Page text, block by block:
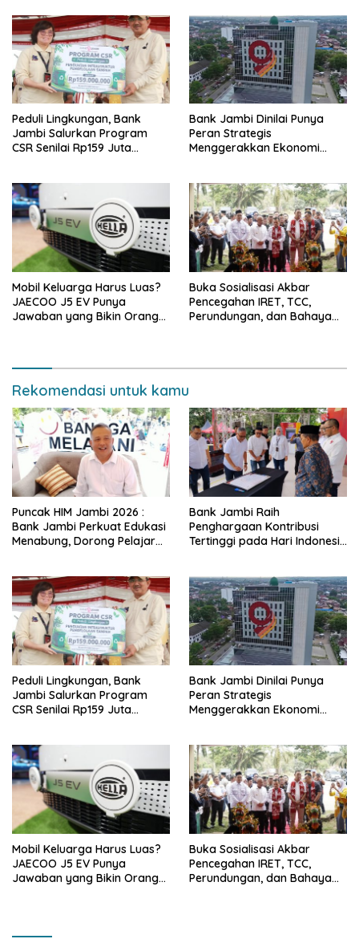
Peduli Lingkungan, Bank
Jambi Salurkan Program
CSR Senilai Rp159 Juta
Bank Jambi Dinilai Punya
Peran Strategis
Menggerakkan Ekonomi
Mobil Keluarga Harus Luas?
JAECOO J5 EV Punya
Jawaban yang Bikin Orang
Buka Sosialisasi Akbar
Pencegahan IRET, TCC,
Perundungan, dan Bahaya
depan sudah ada di tangan”
Rekomendasi untuk kamu
Puncak HIM Jambi 2026 :
Bank Jambi Perkuat Edukasi
Menabung, Dorong Pelajar
Bank Jambi Raih
Penghargaan Kontribusi
Tertinggi pada Hari Indonesia
Peduli Lingkungan, Bank
Jambi Salurkan Program
CSR Senilai Rp159 Juta
Bank Jambi Dinilai Punya
Peran Strategis
Menggerakkan Ekonomi
Mobil Keluarga Harus Luas?
JAECOO J5 EV Punya
Jawaban yang Bikin Orang
Buka Sosialisasi Akbar
Pencegahan IRET, TCC,
Perundungan, dan Bahaya